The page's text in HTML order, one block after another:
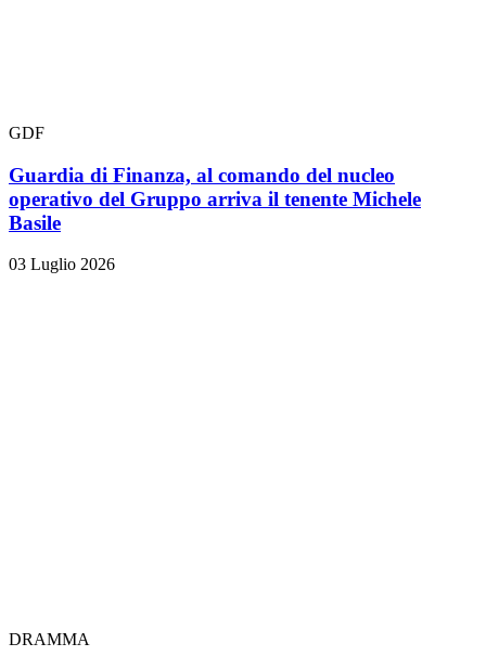
GDF
Guardia di Finanza, al comando del nucleo
operativo del Gruppo arriva il tenente Michele
Basile
03 Luglio 2026
DRAMMA